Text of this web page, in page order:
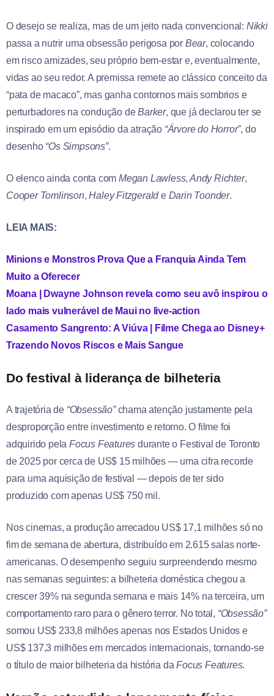
O desejo se realiza, mas de um jeito nada convencional: Nikki
passa a nutrir uma obsessão perigosa por Bear, colocando
em risco amizades, seu próprio bem-estar e, eventualmente,
vidas ao seu redor. A premissa remete ao clássico conceito da
“pata de macaco”, mas ganha contornos mais sombrios e
perturbadores na condução deBarker, que já declarou ter se
inspirado em um episódio da atração “Árvore do Horror”, do
desenho“Os Simpsons”.
O elenco ainda conta com Megan Lawless, Andy Richter,
Cooper Tomlinson, Haley Fitzgeralde Darin Toonder.
LEIA MAIS:
Minions e Monstros Prova Que a Franquia Ainda Tem
Muito a Oferecer
Moana | Dwayne Johnson revela como seu avô inspirou o
lado mais vulnerável de Maui no live-action
Casamento Sangrento: A Viúva | Filme Chega ao Disney+
Trazendo Novos Riscos e Mais Sangue
Do festival à liderança de bilheteria
A trajetória de “Obsessão”chama atenção justamente pela
desproporção entre investimento e retorno. O filme foi
adquirido pela Focus Features durante o Festival de Toronto
de 2025 por cerca de US$ 15 milhões — uma cifra recorde
para uma aquisição de festival — depois de ter sido
produzido com apenas US$ 750 mil.
Nos cinemas, a produção arrecadou US$ 17,1 milhões só no
fim de semana de abertura, distribuído em 2.615 salas norte-
americanas. O desempenho seguiu surpreendendo mesmo
nas semanas seguintes: a bilheteria doméstica chegou a
crescer 39% na segunda semana e mais 14% na terceira, um
comportamento raro para o gênero terror. No total, “Obsessão”
somou US$ 233,8 milhões apenas nos Estados Unidos e
US$ 137,3 milhões em mercados internacionais, tornando-se
o título de maior bilheteria da história daFocus Features.